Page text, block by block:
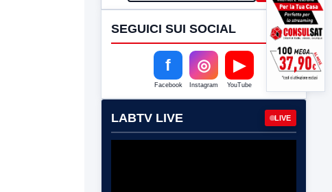
SEGUICI SUI SOCIAL
f
Facebook
◎
Instagram
▶
YouTube
LABTV LIVE LIVE